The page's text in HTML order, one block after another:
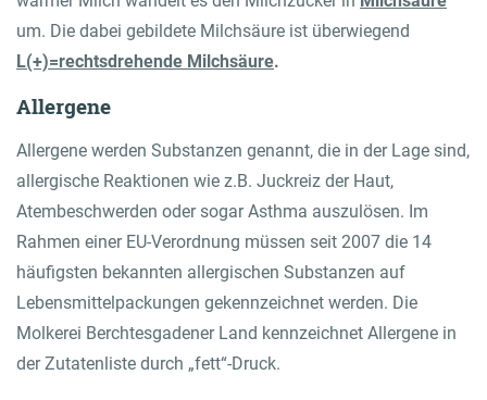
um. Die dabei gebildete Milchsäure ist überwiegend
L(+)=rechtsdrehende Milchsäure.
Allergene
Allergene werden Substanzen genannt, die in der Lage sind,
allergische Reaktionen wie z.B. Juckreiz der Haut,
Atembeschwerden oder sogar Asthma auszulösen. Im
Rahmen einer EU-Verordnung müssen seit 2007 die 14
häufigsten bekannten allergischen Substanzen auf
Lebensmittelpackungen gekennzeichnet werden. Die
Molkerei Berchtesgadener Land kennzeichnet Allergene in
der Zutatenliste durch „fett“-Druck.